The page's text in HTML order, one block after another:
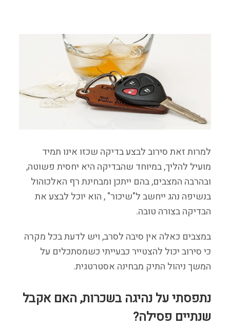
למרות זאת סירוב לבצע בדיקה שכזו אינו תמיד
מועיל להליך, במיוחד שהבדיקה היא יחסית פשוטה,
ובהרבה המצבים, בהם ייתכן ומבחינת רף האלכוהול
בנשיפה נהג ייחשב ל"שיכור" , הוא יוכל לבצע את
הבדיקה בצורה טובה.
במצבים כאלה אין סיבה לסרב, ויש לדעת בכל מקרה
כי סירוב יכול להצטייר כבעייתי כשמסתכלים על
המשך ניהול התיק מבחינה אסטרטגית.
נתפסתי על נהיגה בשכרות, האם אקבל
שנתיים פסילה?